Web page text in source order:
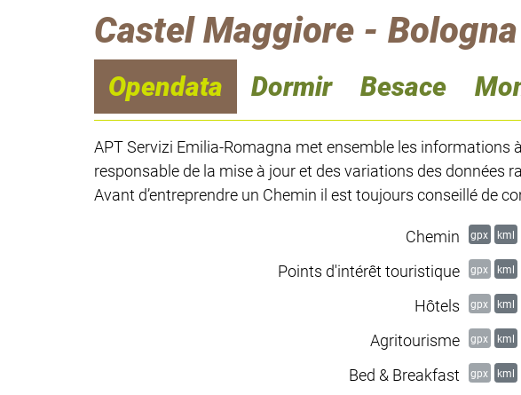
Castel Maggiore - Bologna
Opendata Dormir Besace
APT Servizi Emilia-Romagna met ensemble les informations
responsable de la mise à jour et des variations des données
Avant d’entreprendre un Chemin il est toujours conseillé de
Chemin gpx kml
Points d'intérêt touristique gpx kml
Hôtels gpx kml
Agritourisme gpx kml
Bed & Breakfast gpx kml